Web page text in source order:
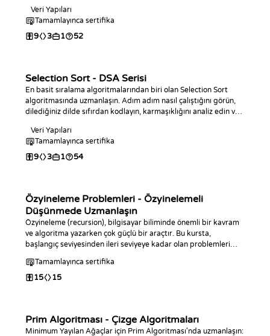
Veri Yapıları
Tamamlayınca sertifika
9 3 1 52
Selection Sort - DSA Serisi
En basit sıralama algoritmalarından biri olan Selection Sort
algoritmasında uzmanlaşın. Adım adım nasıl çalıştığını görün,
dilediğiniz dilde sıfırdan kodlayın, karmaşıklığını analiz edin ve
Veri Yapıları
Tamamlayınca sertifika
9 3 1 54
Özyineleme Problemleri - Özyinelemeli
Düşünmede Uzmanlaşın
Özyineleme (recursion), bilgisayar biliminde önemli bir kavram
ve algoritma yazarken çok güçlü bir araçtır. Bu kursta,
başlangıç seviyesinden ileri seviyeye kadar olan problemleri
konuda uzmanlaşacaksınız.
Tamamlayınca sertifika
15 15
Prim Algoritması - Çizge Algoritmaları
Minimum Yayılan Ağaçlar için Prim Algoritması'nda uzmanlaşın: